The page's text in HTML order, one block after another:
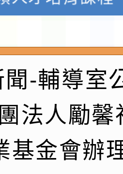
市115學年度
土語及新住民
各1份
農教育專業人
通訊傳播委員
防空）演習－
行計畫」
金融知識線上
學年度第1學
代課鐘點教
園市115學年
聞-輔導室
法人勵馨
基金會辦